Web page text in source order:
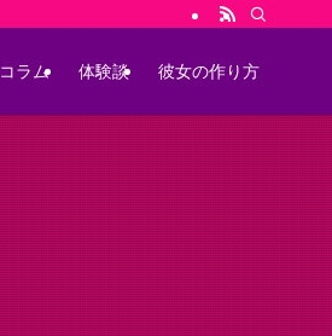
コラム 体験談 彼女の作り方